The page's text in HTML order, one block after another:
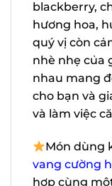
mâm xôi,
liu hòa
sồi, mứt; thi
được một
cả quyện
giây phút
sau những
Món dùng
rượu vang